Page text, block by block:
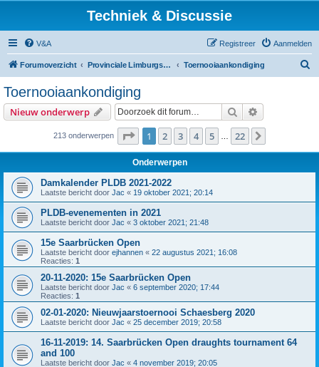
Techniek & Discussie
V&A Aanmelden
Registreer
Forumoverzicht Provinciale Limburgse Dambond Toernooiaankondiging
Toernooiaankondiging
Nieuw onderwerp Zoek
213 onderwerpen Pagina van 22
1 2 3 4 5 22
Onderwerpen
Damkalender PLDB 2021-2022
Laatste bericht door Jac « 19 oktober 2021; 20:14
PLDB-evenementen in 2021
Laatste bericht door Jac « 3 oktober 2021; 21:48
15e Saarbrücken Open
Laatste bericht door ejhannen « 22 augustus 2021; 16:08
Reacties: 1
20-11-2020: 15e Saarbrücken Open
Laatste bericht door Jac « 6 september 2020; 17:44
Reacties: 1
02-01-2020: Nieuwjaarstoernooi Schaesberg 2020
Laatste bericht door Jac « 25 december 2019; 20:58
16-11-2019: 14. Saarbrücken Open draughts tournament 64
and 100
Laatste bericht door Jac « 4 november 2019; 20:05